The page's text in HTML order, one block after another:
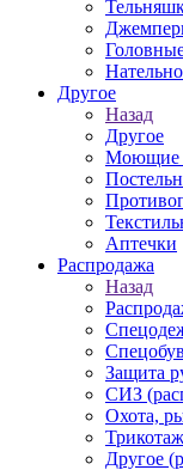
Другое
Назад
Другое
Моющие
Аптечки
Распродажа
Назад
Защита
СИЗ
Охота,
Другое